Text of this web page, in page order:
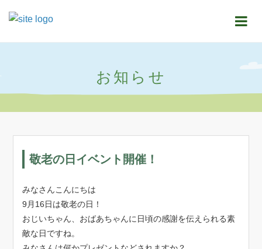
お知らせ
敬老の日イベント開催！
みなさんこんにちは
9月16日は敬老の日！
おじいちゃん、おばあちゃんに日頃の感謝を伝えられる素
敵な日ですね。